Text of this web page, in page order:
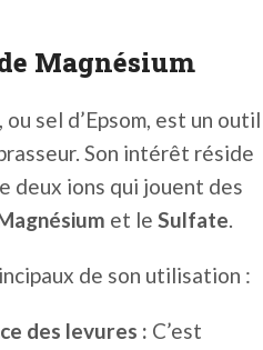
Magnésium
sel d’Epsom, est un outil
Son intérêt réside
deux ions qui jouent des
et le Sulfate.
de son utilisation :
des levures : C’est